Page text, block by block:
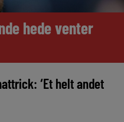
hede venter
‘Et helt andet